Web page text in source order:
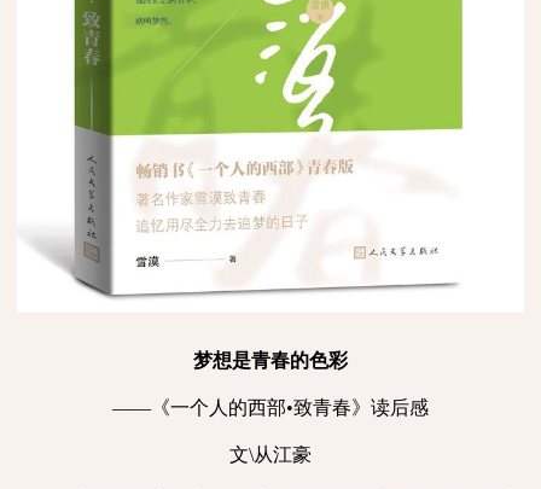
梦想是青春的色彩
——《一个人的西部•致青春》读后感
文\从江豪